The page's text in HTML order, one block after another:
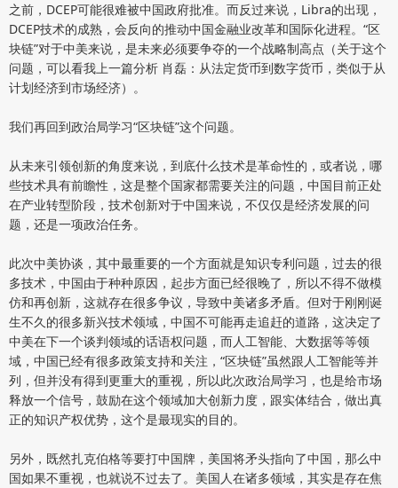
之前，DCEP可能很难被中国政府批准。而反过来说，Libra的出现，
DCEP技术的成熟，会反向的推动中国金融业改革和国际化进程。“区
块链”对于中美来说，是未来必须要争夺的一个战略制高点（关于这个
问题，可以看我上一篇分析 肖磊：从法定货币到数字货币，类似于从
计划经济到市场经济）。
我们再回到政治局学习“区块链”这个问题。
从未来引领创新的角度来说，到底什么技术是革命性的，或者说，哪
些技术具有前瞻性，这是整个国家都需要关注的问题，中国目前正处
在产业转型阶段，技术创新对于中国来说，不仅仅是经济发展的问
题，还是一项政治任务。
此次中美协谈，其中最重要的一个方面就是知识专利问题，过去的很
多技术，中国由于种种原因，起步方面已经很晚了，所以不得不做模
仿和再创新，这就存在很多争议，导致中美诸多矛盾。但对于刚刚诞
生不久的很多新兴技术领域，中国不可能再走追赶的道路，这决定了
中美在下一个谈判领域的话语权问题，而人工智能、大数据等等领
域，中国已经有很多政策支持和关注，“区块链”虽然跟人工智能等并
列，但并没有得到更重大的重视，所以此次政治局学习，也是给市场
释放一个信号，鼓励在这个领域加大创新力度，跟实体结合，做出真
正的知识产权优势，这个是最现实的目的。
另外，既然扎克伯格等要打中国牌，美国将矛头指向了中国，那么中
国如果不重视，也就说不过去了。美国人在诸多领域，其实是存在焦